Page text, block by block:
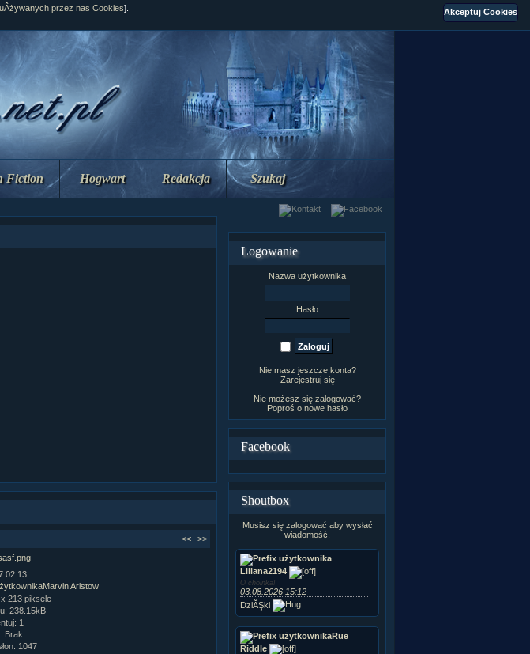
Fiction Hogwart Redakcja Szukaj
przez nas Cookies].
<< >>
Marvin Aristow
213 piksele
238.15kB
1
Brak
1047
Logowanie
Nazwa użytkownika
Hasło
Nie masz jeszcze konta?
Zarejestruj się
Nie możesz się zalogować?
Poproś o nowe hasło
Facebook
Shoutbox
Musisz się zalogować aby wysłać
wiadomość.
Liliana2194
O choinka!
03.08.2026 15:12
DziĂŞki
Rue
Riddle